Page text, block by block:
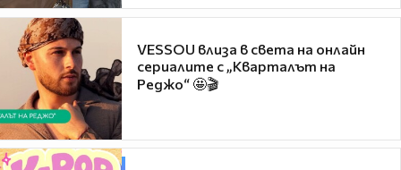
VESSOU влиза в света на онлайн
сериалите с „Кварталът на
Реджо“ 🤩🎬